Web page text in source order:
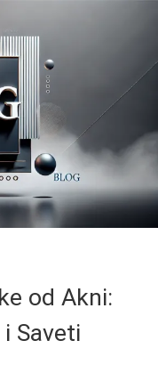
od Akni:
Saveti